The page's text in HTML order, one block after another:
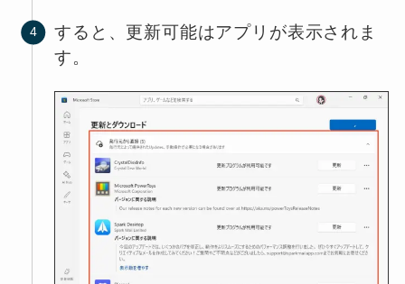
すると、更新可能はアプリが表示されま
す。